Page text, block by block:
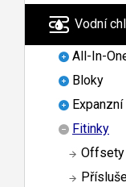
Vodní
All-In-
Bloky
Fitinky
Offsety